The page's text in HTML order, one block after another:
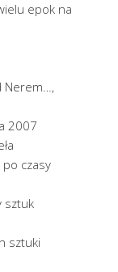
epok na
Nerem…,
2007
czasy
sztuk
sztuki